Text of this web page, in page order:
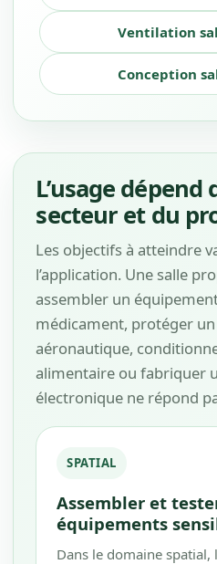
Ventilation
Conception
L’usage dépend
secteur et du
Les objectifs à atteindre
l’application. Une salle
assembler un
médicament, protéger
aéronautique,
alimentaire ou fabriquer
électronique ne répond
SPATIAL
Assembler et
équipements
Dans le domaine spatial,